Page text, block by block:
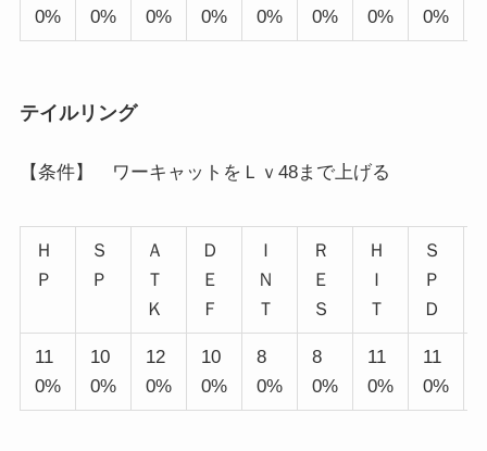
0%
0%
0%
0%
0%
0%
0%
0%
テイルリング
【条件】 ワーキャットをＬｖ48まで上げる
Ｈ
Ｐ
Ｓ
Ｐ
Ａ
Ｔ
Ｋ
Ｄ
Ｅ
Ｆ
Ｉ
Ｎ
Ｔ
Ｒ
Ｅ
Ｓ
Ｈ
Ｉ
Ｔ
Ｓ
Ｐ
Ｄ
11
0%
10
0%
12
0%
10
0%
8
0%
8
0%
11
0%
11
0%